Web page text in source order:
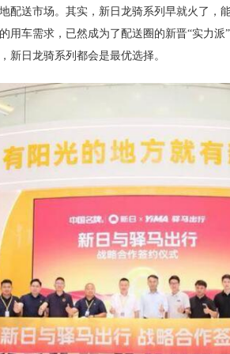
配送市场。其实，新日龙骑系列早就火了，
用车需求，已然成为了配送圈的新晋“实力派
新日龙骑系列都会是最优选择。